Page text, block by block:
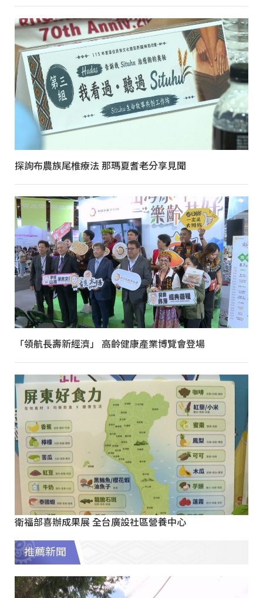
探詢布農族尾椎療法 那瑪夏耆老分享見聞
「領航長壽新經濟」 高齡健康產業博覽會登場
衛福部喜辦成果展 全台廣設社區營養中心
推薦新聞